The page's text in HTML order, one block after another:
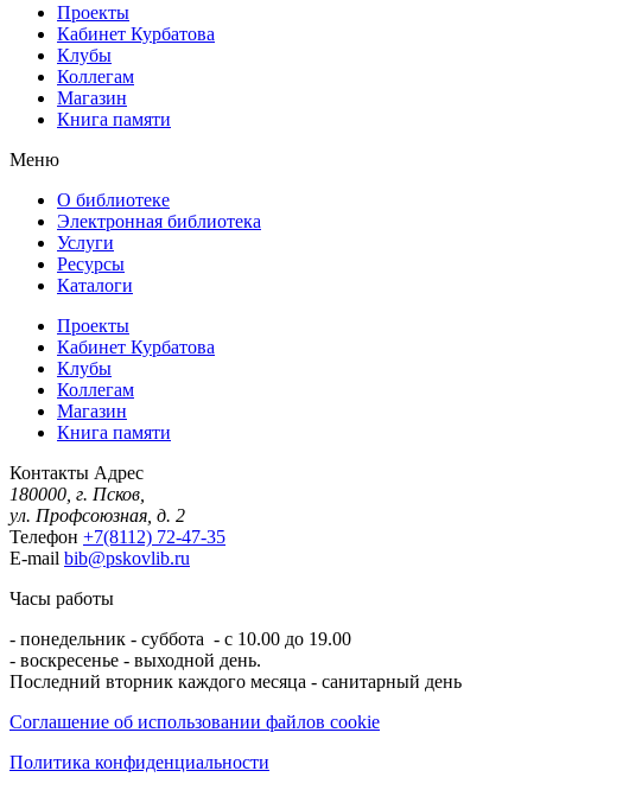
Проекты
Кабинет Курбатова
Клубы
Коллегам
Магазин
Книга памяти
Меню
О библиотеке
Электронная библиотека
Услуги
Ресурсы
Каталоги
Проекты
Кабинет Курбатова
Клубы
Коллегам
Магазин
Книга памяти
Контакты Адрес
180000, г. Псков,
ул. Профсоюзная, д. 2
Телефон +7(8112) 72-47-35
E-mail bib@pskovlib.ru
Часы работы
- понедельник - суббота - с 10.00 до 19.00
- воскресенье - выходной день.
Последний вторник каждого месяца - санитарный день
Соглашение об использовании файлов cookie
Политика конфиденциальности